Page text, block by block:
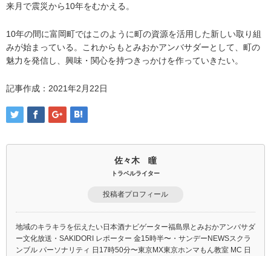
来月で震災から10年をむかえる。
10年の間に富岡町ではこのように町の資源を活用した新しい取り組
みが始まっている。これからもとみおかアンバサダーとして、町の
魅力を発信し、興味・関心を持つきっかけを作っていきたい。
記事作成：2021年2月22日
佐々木 瞳
トラベルライター
投稿者プロフィール
地域のキラキラを伝えたい 日本酒ナビゲーター 福島県とみおかアンバサダ
ー 文化放送 ・SAKIDORI レポーター 金15時半〜 ・サンデーNEWSスクラ
ンブル パーソナリティ 日17時50分〜 東京MX東京ホンマもん教室 MC 日